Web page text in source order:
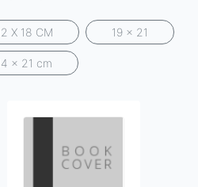
X 18 CM 19 x 21
x 21 cm